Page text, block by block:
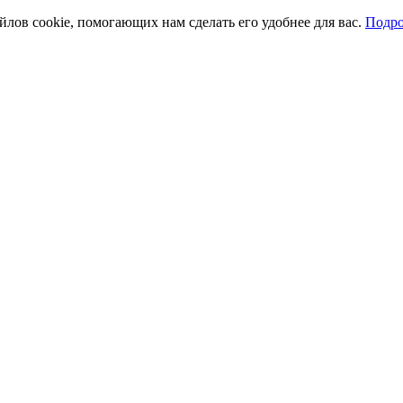
cookie, помогающих нам сделать его удобнее для вас.